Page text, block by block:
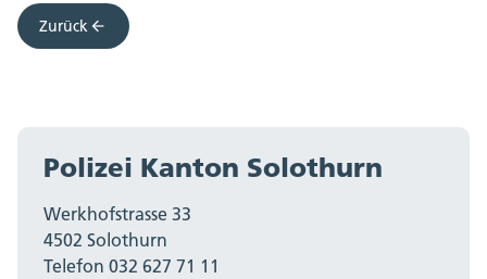
Zurück
Polizei Kanton Solothurn
Werkhofstrasse 33
4502 Solothurn
Telefon 032 627 71 11